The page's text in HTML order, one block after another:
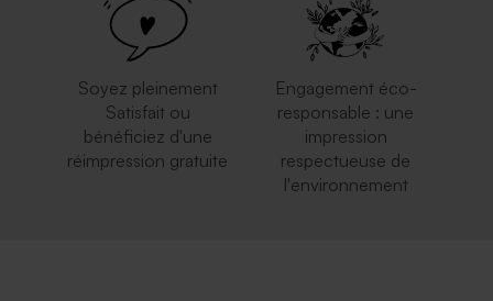
message personnalisé
Nouveautés
Soyez pleinement
Satisfait ou
bénéficiez d'une
réimpression gratuite
Engagement éco-
responsable : une
impression
respectueuse de
l'environnement